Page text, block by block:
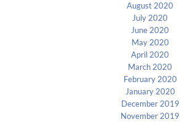
August 2020
July 2020
June 2020
May 2020
April 2020
March 2020
February 2020
January 2020
December 2019
November 2019